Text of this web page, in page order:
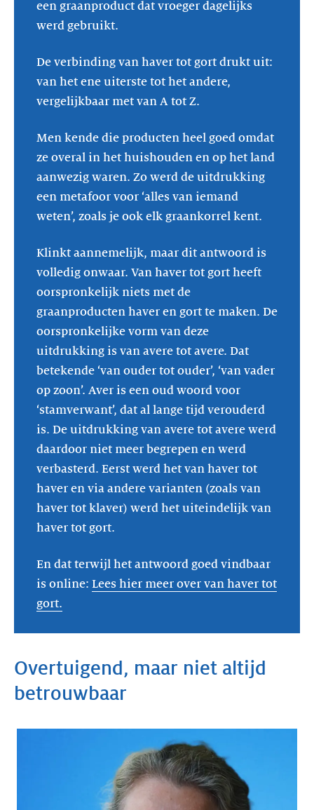
een graanproduct dat vroeger dagelijks
werd gebruikt.
De verbinding van haver tot gort drukt uit:
van het ene uiterste tot het andere,
vergelijkbaar met van A tot Z.
Men kende die producten heel goed omdat
ze overal in het huishouden en op het land
aanwezig waren. Zo werd de uitdrukking
een metafoor voor ‘alles van iemand
weten’, zoals je ook elk graankorrel kent.
Klinkt aannemelijk, maar dit antwoord is
volledig onwaar. Van haver tot gort heeft
oorspronkelijk niets met de
graanproducten haver en gort te maken. De
oorspronkelijke vorm van deze
uitdrukking is van avere tot avere. Dat
betekende ‘van ouder tot ouder’, ‘van vader
op zoon’. Aver is een oud woord voor
‘stamverwant’, dat al lange tijd verouderd
is. De uitdrukking van avere tot avere werd
daardoor niet meer begrepen en werd
verbasterd. Eerst werd het van haver tot
haver en via andere varianten (zoals van
haver tot klaver) werd het uiteindelijk van
haver tot gort.
En dat terwijl het antwoord goed vindbaar
is online: Lees hier meer over van haver tot
gort.
Overtuigend, maar niet altijd
betrouwbaar